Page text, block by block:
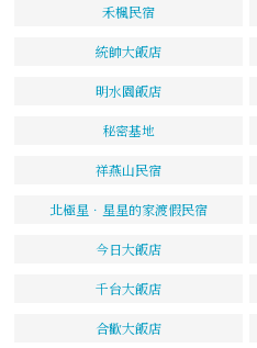
禾楓民宿
統帥大飯店
明水園飯店
秘密基地
祥燕山民宿
北極星．星星的家渡假民宿
今日大飯店
千台大飯店
合歡大飯店